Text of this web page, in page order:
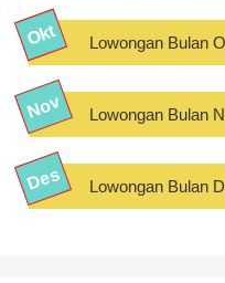
Lowongan Bulan
Lowongan Bulan
Lowongan Bulan